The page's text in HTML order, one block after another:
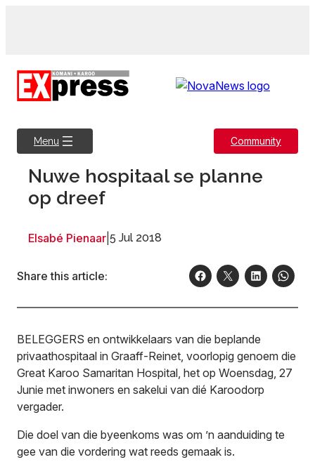
Menu Community
Nuwe hospitaal se planne
op dreef
Elsabé Pienaar 5 Jul 2018
Share this article:
BELEGGERS en ontwikkelaars van die beplande
privaathospitaal in Graaff-Reinet, voorlopig genoem die
Great Karoo Samaritan Hospital, het op Woensdag, 27
Junie met inwoners en sakelui van dié Karoodorp
vergader.
Die doel van die byeenkoms was om ’n aanduiding te
gee van die vordering wat reeds gemaak is.